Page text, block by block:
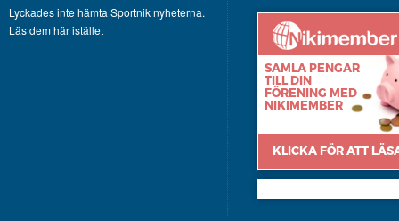
Lyckades inte hämta Sportnik nyheterna.
Läs dem här istället